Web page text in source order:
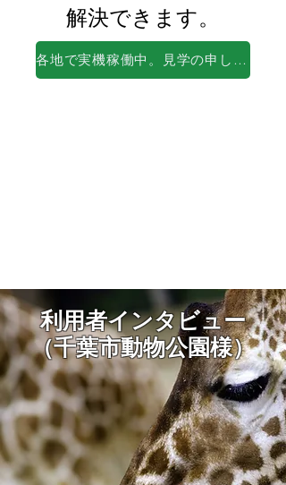
解決できます。
各地で実機稼働中。見学の申し込みはこちら（無料）
利用者インタビュー
​（千葉市動物公園様）